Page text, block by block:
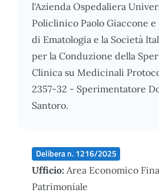
l'Azienda Ospedaliera
Policlinico Paolo Giaccone e
di Ematologia e la Società
per la Conduzione della
Clinica su Medicinali
2357-32 - Sperimentatore
Santoro.
Delibera n. 1216/2025
Ufficio: Area Economico
Patrimoniale